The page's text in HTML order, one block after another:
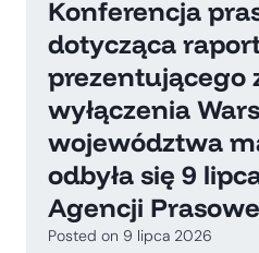
Konferencja
dotycząca
prezentującego
wyłączenia
województwa
odbyła się 9
Agencji
Posted on 9 lipca 2026